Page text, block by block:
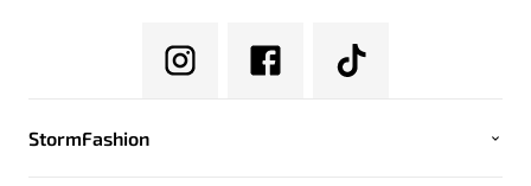
StormFashion